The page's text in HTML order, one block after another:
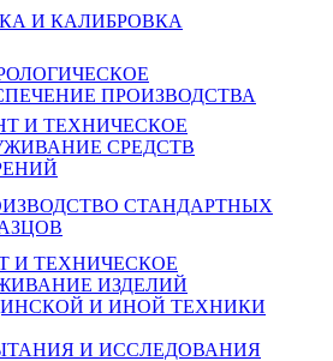
И КАЛИБРОВКА
ПРОИЗВОДСТВА
И ТЕХНИЧЕСКОЕ
СРЕДСТВ
СТАНДАРТНЫХ
И ТЕХНИЧЕСКОЕ
ИЗДЕЛИЙ
И ИНОЙ ТЕХНИКИ
И ИССЛЕДОВАНИЯ